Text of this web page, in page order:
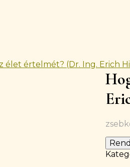
élet értelmét? (Dr. Ing. Erich